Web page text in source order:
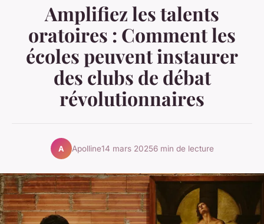
Amplifiez les talents
oratoires : Comment les
écoles peuvent instaurer
des clubs de débat
révolutionnaires
A Apolline14 mars 20256 min de lecture